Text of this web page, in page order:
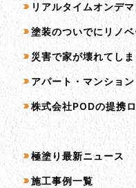
リアルタイムオンデ
塗装のついでにリノ
災害で家が壊れてし
アパート・マンショ
株式会社PODの提携
コンテンツ一覧
極塗り最新ニュース
施工事例一覧